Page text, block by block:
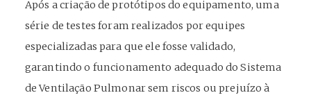
Após a criação de protótipos do equipamento, uma
série de testes foram realizados por equipes
especializadas para que ele fosse validado,
garantindo o funcionamento adequado do Sistema
de Ventilação Pulmonar sem riscos ou prejuízo à